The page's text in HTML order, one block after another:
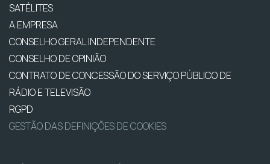
SATÉLITES
A EMPRESA
CONSELHO GERAL INDEPENDENTE
CONSELHO DE OPINIÃO
CONTRATO DE CONCESSÃO DO SERVIÇO PÚBLICO DE
RÁDIO E TELEVISÃO
RGPD
GESTÃO DAS DEFINIÇÕES DE COOKIES